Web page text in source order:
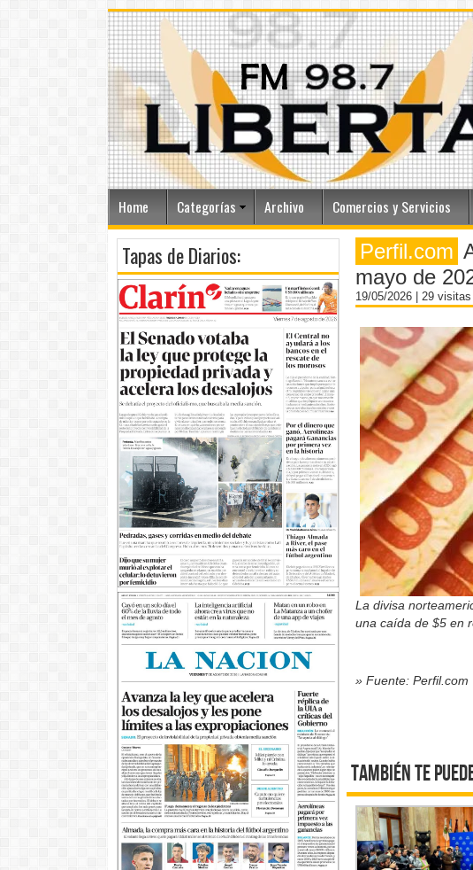
Home Categorías Archivo Comercios y Servicios
Tapas de Diarios: Perfil.com
mayo de
19/05/2026 | 29 visitas
La divisa
una caída de $5 en
» Fuente: Perfil.com
También te